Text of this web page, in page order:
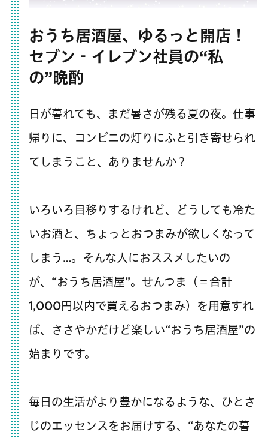
おうち居酒屋、ゆるっと開店！
セブン‐イレブン社員の“私
の”晩酌
日が暮れても、まだ暑さが残る夏の夜。仕事
帰りに、コンビニの灯りにふと引き寄せられ
てしまうこと、ありませんか？
いろいろ目移りするけれど、どうしても冷た
いお酒と、ちょっとおつまみが欲しくなって
しまう…。そんな人におススメしたいの
が、“おうち居酒屋”。せんつま（＝合計
1,000円以内で買えるおつまみ）を用意すれ
ば、ささやかだけど楽しい“おうち居酒屋”の
始まりです。
毎日の生活がより豊かになるような、ひとさ
じのエッセンスをお届けする、“あなたの暮